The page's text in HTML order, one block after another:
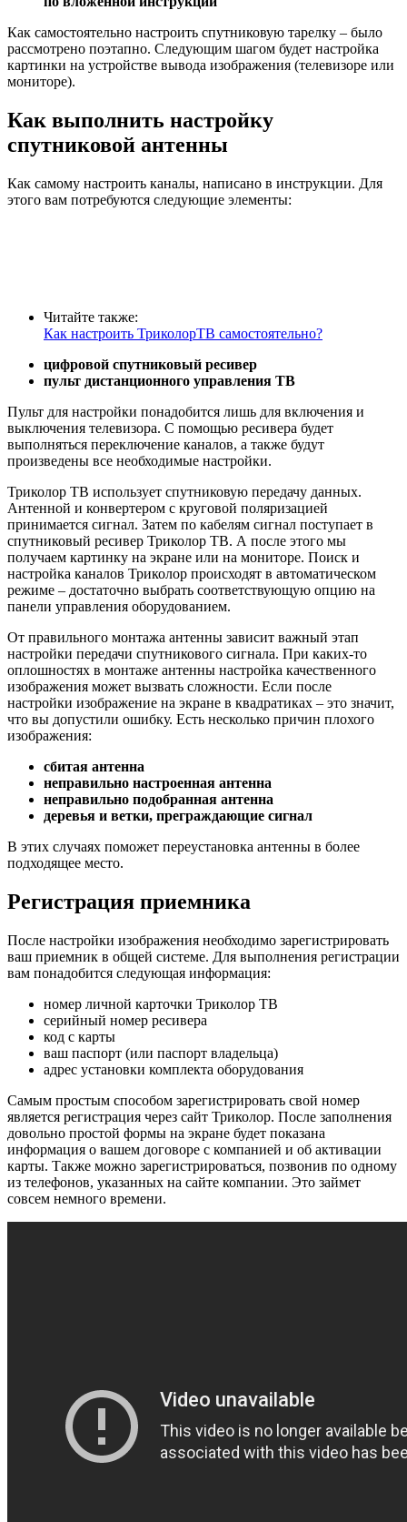
Как самостоятельно настроить спутниковую тарелку – было
рассмотрено поэтапно. Следующим шагом будет настройка
картинки на устройстве вывода изображения (телевизоре или
мониторе).
Как выполнить настройку
спутниковой антенны
Как самому настроить каналы, написано в инструкции. Для
этого вам потребуются следующие элементы:
Читайте также:
Как настроить ТриколорТВ самостоятельно?
цифровой спутниковый ресивер
пульт дистанционного управления ТВ
Пульт для настройки понадобится лишь для включения и
выключения телевизора. С помощью ресивера будет
выполняться переключение каналов, а также будут
произведены все необходимые настройки.
Триколор ТВ использует спутниковую передачу данных.
Антенной и конвертером с круговой поляризацией
принимается сигнал. Затем по кабелям сигнал поступает в
спутниковый ресивер Триколор ТВ. А после этого мы
получаем картинку на экране или на мониторе. Поиск и
настройка каналов Триколор происходят в автоматическом
режиме – достаточно выбрать соответствующую опцию на
панели управления оборудованием.
От правильного монтажа антенны зависит важный этап
настройки передачи спутникового сигнала. При каких-то
оплошностях в монтаже антенны настройка качественного
изображения может вызвать сложности. Если после
настройки изображение на экране в квадратиках – это значит,
что вы допустили ошибку. Есть несколько причин плохого
изображения:
сбитая антенна
неправильно настроенная антенна
неправильно подобранная антенна
деревья и ветки, преграждающие сигнал
В этих случаях поможет переустановка антенны в более
подходящее место.
Регистрация приемника
После настройки изображения необходимо зарегистрировать
ваш приемник в общей системе. Для выполнения регистрации
вам понадобится следующая информация:
номер личной карточки Триколор ТВ
серийный номер ресивера
код с карты
ваш паспорт (или паспорт владельца)
адрес установки комплекта оборудования
Самым простым способом зарегистрировать свой номер
является регистрация через сайт Триколор. После заполнения
довольно простой формы на экране будет показана
информация о вашем договоре с компанией и об активации
карты. Также можно зарегистрироваться, позвонив по одному
из телефонов, указанных на сайте компании. Это займет
совсем немного времени.